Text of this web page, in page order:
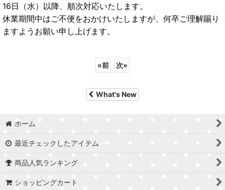
16日（水）以降、順次対応いたします。
休業期間中はご不便をおかけいたしますが、何卒ご理解賜り
ますようお願い申し上げます。
«前 次»
What's New
ホーム
最近チェックしたアイテム
商品人気ランキング
ショッピングカート